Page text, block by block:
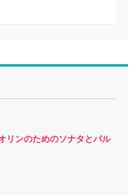
リンのためのソナタとパル